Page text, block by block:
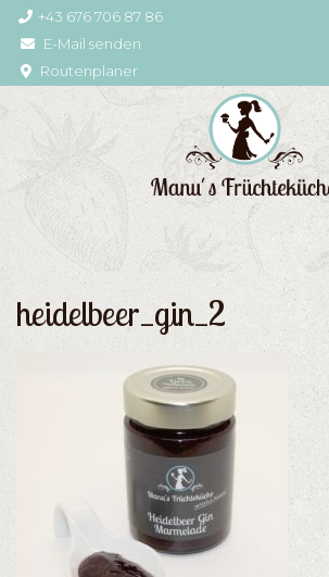
+43 676 706 87 86
E-Mail senden
Routenplaner
heidelbeer_gin_2